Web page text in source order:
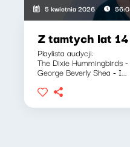
5 kwietnia 2026
Z tamtych lat 14
Playlista audycji:
The Dixie Hummingbirds
George Beverly Shea - I...